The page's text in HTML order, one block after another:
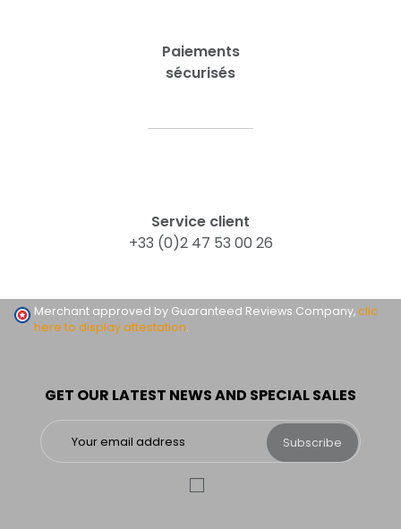
Paiements
sécurisés
Service client
+33 (0)2 47 53 00 26
GET OUR LATEST NEWS AND SPECIAL SALES
Subscribe
Merchant approved by Guaranteed Reviews Company,clic
here to display attestation.